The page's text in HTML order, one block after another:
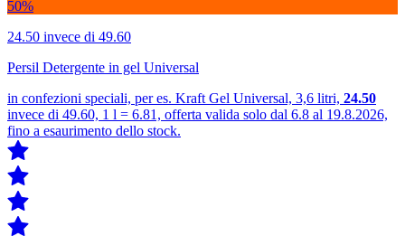
50%
24.50 invece di 49.60
Persil Detergente in gel Universal
in confezioni speciali, per es. Kraft Gel Universal, 3,6 litri, 24.50
invece di 49.60, 1 l = 6.81, offerta valida solo dal 6.8 al 19.8.2026,
fino a esaurimento dello stock.